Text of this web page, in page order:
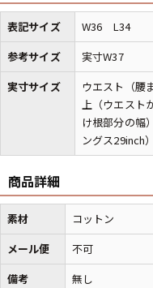
すべてのマニ
Search by Period 年
90年代
60年代
すべての年
表記サイズ
W36 L34
参考サイズ
実寸W37
実寸サイズ
ウエスト（腰
上（ウエスト
け根部分の幅
ングス29inch）
商品詳細
素材
コットン
メール便
不可
備考
無し